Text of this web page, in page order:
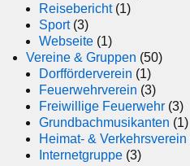
Reisebericht(1)
Sport(3)
Webseite (1)
Vereine & Gruppen (50)
Dorfförderverein (1)
Feuerwehrverein (3)
Freiwillige Feuerwehr (3)
Grundbachmusikanten (1)
Heimat- & Verkehrsverein
Internetgruppe (3)